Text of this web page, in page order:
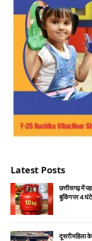
Latest Posts
छत्तीसगढ़ में
बुकिंग पर 4 घंटे
दूसरी महिला